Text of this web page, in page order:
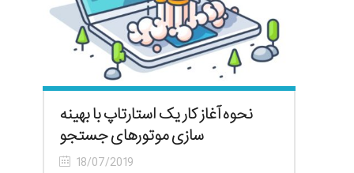
نحوه آغاز کار یک استارتاپ با بهینه
سازی موتورهای جستجو
18/07/2019